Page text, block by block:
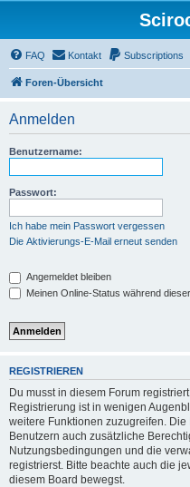
FAQ Kontakt Subscriptions
Foren-Übersicht
Anmelden
Benutzername:
Passwort:
Ich habe mein Passwort vergessen
Die Aktivierungs-E-Mail erneut senden
Angemeldet bleiben
Meinen Online-Status während
REGISTRIEREN
Du musst in diesem Forum
Registrierung ist in wenigen
weitere Funktionen zuzugreifen.
Benutzern auch zusätzliche
Nutzungsbedingungen und die
registrierst. Bitte beachte auch die
diesem Board bewegst.